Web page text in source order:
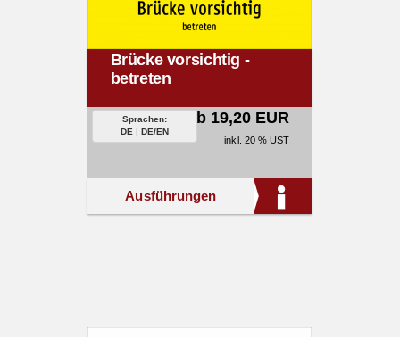
Brücke vorsichtig -
betreten
Sprachen:
DE | DE/EN
ab 19,20 EUR
inkl. 20 % UST
Ausführungen